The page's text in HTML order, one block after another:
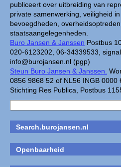
publiceert over uitbreiding van
private samenwerking, veiligheid in
bevoegdheden,
staatsaangelegenheden.
Buro Jansen & Janssen Postbus
020-6123202, 06-34339533,
info@burojansen.nl (pgp)
Steun Buro Jansen & Janssen.
0856 9868 52 of NL56 INGB 0000
Stichting Res Publica, Postbus
Search.burojansen.nl
Openbaarheid